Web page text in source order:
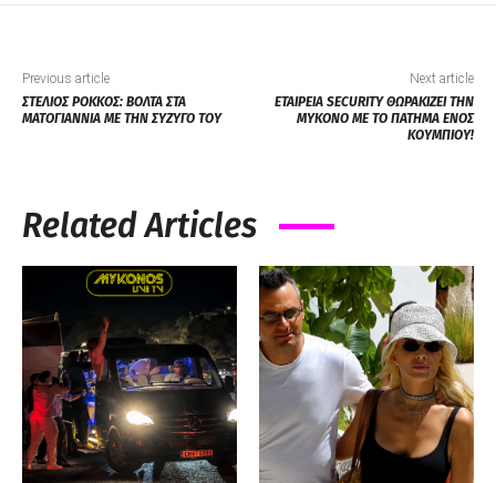
Previous article
ΣΤΕΛΙΟΣ ΡΟΚΚΟΣ: ΒΟΛΤΑ ΣΤΑ
ΜΑΤΟΓΙΑΝΝΙΑ ΜΕ ΤΗΝ ΣΥΖΥΓΟ ΤΟΥ
Next article
ΕΤΑΙΡΕΙΑ SECURITY ΘΩΡΑΚΙΖΕΙ ΤΗΝ
ΜΥΚΟΝΟ ΜΕ ΤΟ ΠΑΤΗΜΑ ΕΝΟΣ
ΚΟΥΜΠΙΟΥ!
Related Articles